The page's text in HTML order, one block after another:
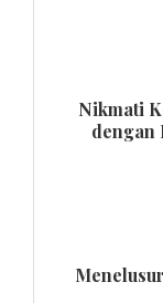
Nikmati
dengan